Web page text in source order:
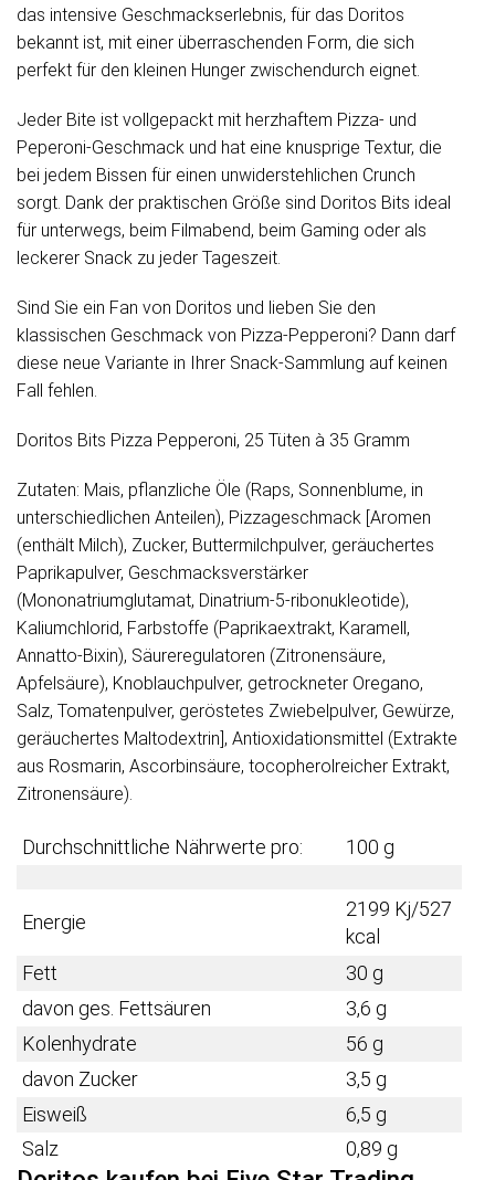
das intensive Geschmackserlebnis, für das Doritos
bekannt ist, mit einer überraschenden Form, die sich
perfekt für den kleinen Hunger zwischendurch eignet.
Jeder Bite ist vollgepackt mit herzhaftem Pizza- und
Peperoni-Geschmack und hat eine knusprige Textur, die
bei jedem Bissen für einen unwiderstehlichen Crunch
sorgt. Dank der praktischen Größe sind Doritos Bits ideal
für unterwegs, beim Filmabend, beim Gaming oder als
leckerer Snack zu jeder Tageszeit.
Sind Sie ein Fan von Doritos und lieben Sie den
klassischen Geschmack von Pizza-Pepperoni? Dann darf
diese neue Variante in Ihrer Snack-Sammlung auf keinen
Fall fehlen.
Doritos Bits Pizza Pepperoni, 25 Tüten à 35 Gramm
Zutaten: Mais, pflanzliche Öle (Raps, Sonnenblume, in
unterschiedlichen Anteilen), Pizzageschmack [Aromen
(enthält Milch), Zucker, Buttermilchpulver, geräuchertes
Paprikapulver, Geschmacksverstärker
(Mononatriumglutamat, Dinatrium-5-ribonukleotide),
Kaliumchlorid, Farbstoffe (Paprikaextrakt, Karamell,
Annatto-Bixin), Säureregulatoren (Zitronensäure,
Apfelsäure), Knoblauchpulver, getrockneter Oregano,
Salz, Tomatenpulver, geröstetes Zwiebelpulver, Gewürze,
geräuchertes Maltodextrin], Antioxidationsmittel (Extrakte
aus Rosmarin, Ascorbinsäure, tocopherolreicher Extrakt,
Zitronensäure).
Durchschnittliche Nährwerte pro: 100 g
Energie
2199 Kj/527
kcal
Fett
30 g
davon ges. Fettsäuren
3,6 g
Kolenhydrate
56 g
davon Zucker
3,5 g
Eisweiß
6,5 g
Salz
0,89 g